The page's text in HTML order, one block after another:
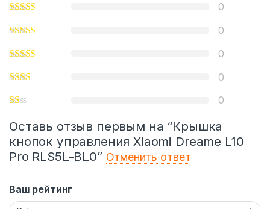
0
0
0
0
0
Оставь отзыв первым на “Крышка
кнопок управления Xiaomi Dreame L10
Pro RLS5L-BL0” Отменить ответ
Ваш рейтинг